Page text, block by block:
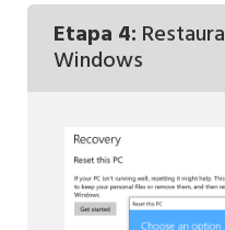
Etapa 4:
Windows